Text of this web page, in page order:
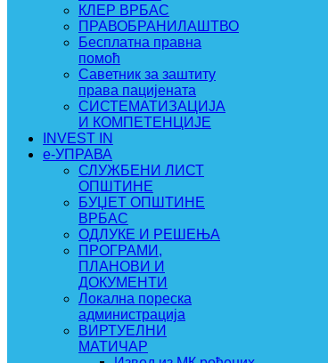
КЛЕР ВРБАС
ПРАВОБРАНИЛАШТВО
Бесплатна правна
помоћ
Саветник за заштиту
права пацијената
СИСТЕМАТИЗАЦИЈА
И КОМПЕТЕНЦИЈЕ
INVEST IN
e-УПРАВА
СЛУЖБЕНИ ЛИСТ
ОПШТИНЕ
БУЏЕТ ОПШТИНЕ
ВРБАС
ОДЛУКЕ И РЕШЕЊА
ПРОГРАМИ,
ПЛАНОВИ И
ДОКУМЕНТИ
Локална пореска
администрација
ВИРТУЕЛНИ
МАТИЧАР